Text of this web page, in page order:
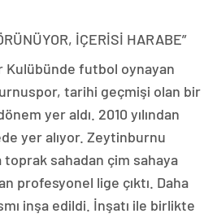
İÇERİSİ HARABE”
Kulübünde futbol oynayan
tarihi geçmişi olan bir
yer aldı. 2010 yılından
yer alıyor. Zeytinburnu
toprak sahadan çim sahaya
profesyonel lige çıktı. Daha
inşa edildi. İnşatı ile birlikte